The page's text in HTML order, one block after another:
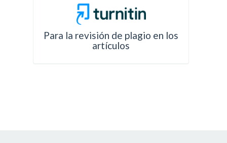
Para la revisión de plagio en los
artículos